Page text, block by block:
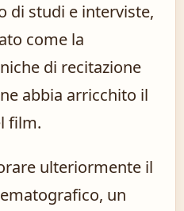
di studi e interviste,
come la
di recitazione
abbia arricchito il
film.
ulteriormente il
un